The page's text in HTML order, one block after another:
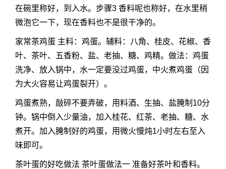
在碗里称好，到入水。步骤3 香料呢也称好，在水里稍
微泡它一下，现在香料也不是很干净的。
家常茶鸡蛋 主料：鸡蛋。辅料：八角、桂皮、花椒、香
叶、茶叶、五香粉、盐、老抽、糖、鸡精。做法：鸡蛋
洗净、放入锅中，水一定要没过鸡蛋，中火煮鸡蛋（因
为大火容易让鸡蛋裂开）。
鸡蛋煮熟，敲碎不要弄破，用料酒、生抽、盐腌制10分
钟。锅中倒入少量油，加入桂花、红茶、老抽、糖、水
煮开。加入腌制好的鸡蛋，用微火慢炖1小时左右至入
味即可。
茶叶蛋的好吃做法 茶叶蛋做法一 准备好茶叶和香料。